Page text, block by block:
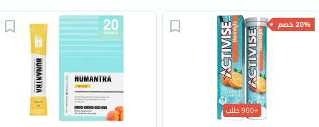
20% خصم
+900 طلب